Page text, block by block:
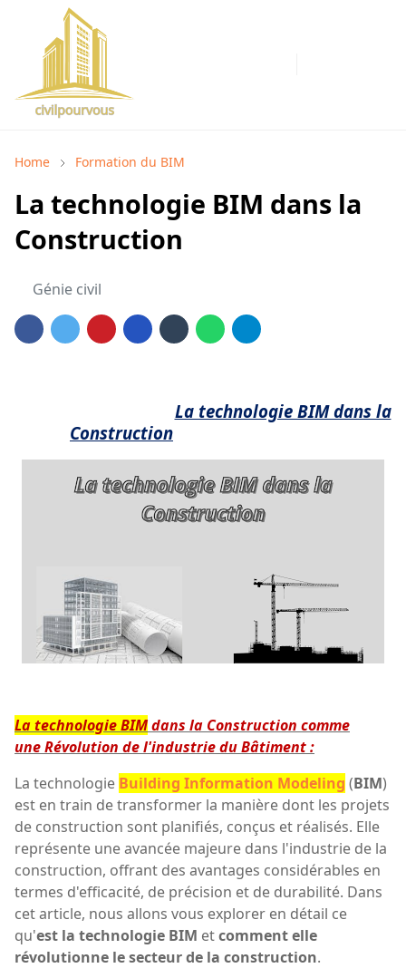
Home Formation du BIM
La technologie BIM dans la
Construction
Génie civil
La technologie BIM dans la
Construction
La technologie BIMdans la Construction comme
uneRévolution de l'industrie du Bâtiment :
La technologie Building Information Modeling (BIM)
est en train de transformer la manière dont les projets
de construction sont planifiés, conçus et réalisés. Elle
représente une avancée majeure dans l'industrie de la
construction, offrant des avantages considérables en
termes d'efficacité, de précision et de durabilité. Dans
cet article, nous allons vous explorer en détail ce
qu'est la technologie BIM etcomment elle
révolutionne le secteur de la construction.